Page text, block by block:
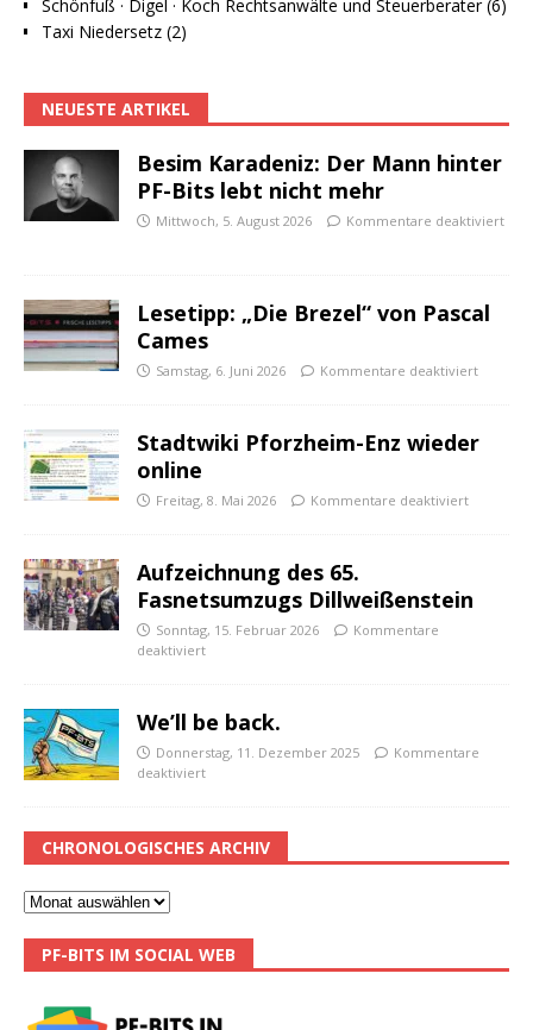
Schönfuß · Digel · Koch Rechtsanwälte und Steuerberater (6)
Taxi Niedersetz (2)
NEUESTE ARTIKEL
Besim Karadeniz: Der Mann hinter
PF-Bits lebt nicht mehr
Mittwoch, 5. August 2026 Kommentare deaktiviert
Lesetipp: „Die Brezel“ von Pascal
Cames
Samstag, 6. Juni 2026 Kommentare deaktiviert
Stadtwiki Pforzheim-Enz wieder
online
Freitag, 8. Mai 2026 Kommentare deaktiviert
Aufzeichnung des 65.
Fasnetsumzugs Dillweißenstein
Sonntag, 15. Februar 2026
Kommentare
deaktiviert
We’ll be back.
Donnerstag, 11. Dezember 2025
Kommentare
deaktiviert
CHRONOLOGISCHES ARCHIV
PF-BITS IM SOCIAL WEB